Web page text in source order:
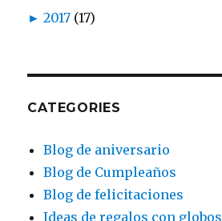
► 2017 (17)
CATEGORIES
Blog de aniversario
Blog de Cumpleaños
Blog de felicitaciones
Ideas de regalos con globos